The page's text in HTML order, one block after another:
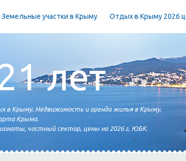
Земельные участки в Крыму Отдых в Крыму 2026
лет
в Крыму. Недвижимость и аренда жилья в Крыму.
Крыма.
частный сектор, цены на 2026 г, ЮБК.